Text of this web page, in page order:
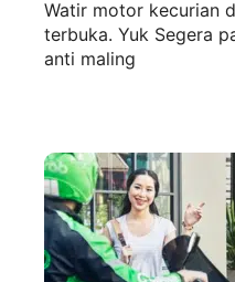
Watir motor kecurian
terbuka. Yuk Segera
anti maling